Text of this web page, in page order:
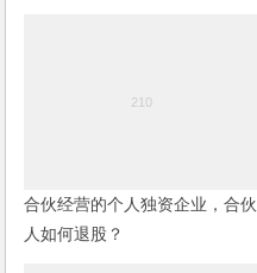
合伙经营的个人独资企业，合伙
人如何退股？